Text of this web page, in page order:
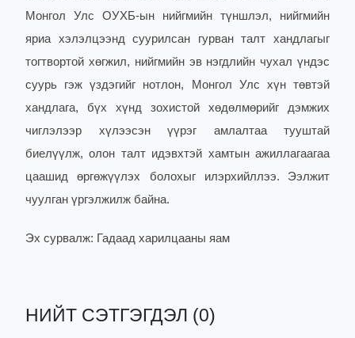
Монгол Улс ОУХБ-ын нийгмийн түншлэл, нийгмийн
яриа хэлэлцээнд суурилсан гурван талт хандлагыг
тогтвортой хөгжил, нийгмийн эв нэгдлийн чухал үндэс
суурь гэж үздэгийг нотлон, Монгол Улс хүн төвтэй
хандлага, бүх хүнд зохистой хөдөлмөрийг дэмжих
чиглэлээр хүлээсэн үүрэг амлалтаа тууштай
биелүүлж, олон талт идэвхтэй хамтын ажиллагаагаа
цаашид өргөжүүлэх болохыг илэрхийллээ.
Ээлжит
чуулган үргэлжилж байна.
Эх сурвалж: Гадаад харилцааны яам
НИЙТ СЭТГЭГДЭЛ (0)